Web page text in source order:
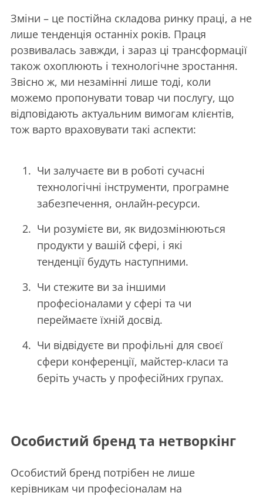
Зміни – це постійна складова ринку праці, а не
лише тенденція останніх років. Праця
розвивалась завжди, і зараз ці трансформації
також охоплюють і технологічне зростання.
Звісно ж, ми незамінні лише тоді, коли
можемо пропонувати товар чи послугу, що
відповідають актуальним вимогам клієнтів,
тож варто враховувати такі аспекти:
Чи залучаєте ви в роботі сучасні
технологічні інструменти, програмне
забезпечення, онлайн-ресурси.
Чи розумієте ви, як видозмінюються
продукти у вашій сфері, і які
тенденції будуть наступними.
Чи стежите ви за іншими
професіоналами у сфері та чи
переймаєте їхній досвід.
Чи відвідуєте ви профільні для своєї
сфери конференції, майстер-класи та
беріть участь у професійних групах.
Особистий бренд та нетворкінг
Особистий бренд потрібен не лише
керівникам чи професіоналам на